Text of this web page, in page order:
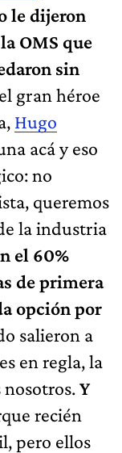
le dijeron
OMS que
sin
gran héroe
Hugo
acá y eso
no
queremos
la industria
el 60%
de primera
opción por
salieron a
en regla, la
Y
recién
pero ellos